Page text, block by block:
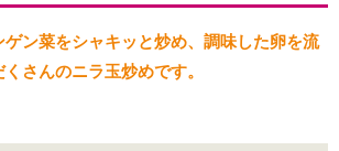
ン菜をシャキッと炒め、調味した卵を流
さんのニラ玉炒めです。